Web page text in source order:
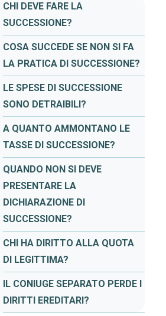
CHI DEVE FARE LA
SUCCESSIONE?
COSA SUCCEDE SE NON SI FA
LA PRATICA DI SUCCESSIONE?
LE SPESE DI SUCCESSIONE
SONO DETRAIBILI?
A QUANTO AMMONTANO LE
TASSE DI SUCCESSIONE?
QUANDO NON SI DEVE
PRESENTARE LA
DICHIARAZIONE DI
SUCCESSIONE?
CHI HA DIRITTO ALLA QUOTA
DI LEGITTIMA?
IL CONIUGE SEPARATO PERDE I
DIRITTI EREDITARI?